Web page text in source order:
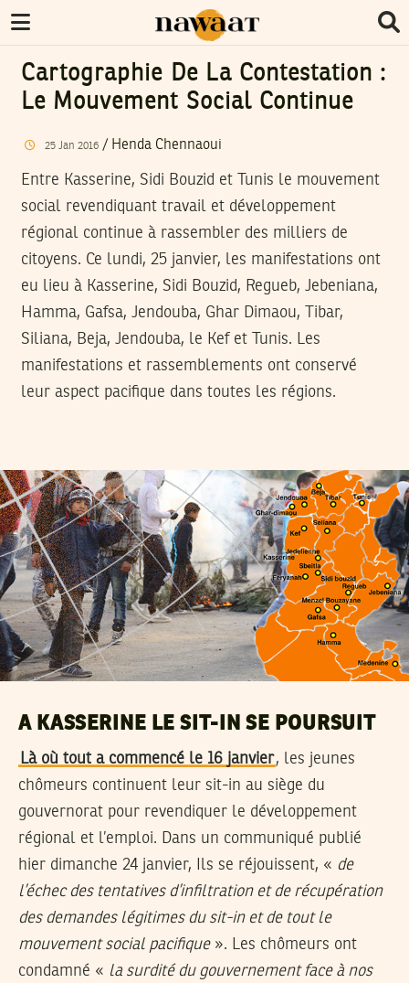
Cartographie De La Contestation :
Le Mouvement Social Continue
25 Jan 2016/ Henda Chennaoui
Entre Kasserine, Sidi Bouzid et Tunis le mouvement
social revendiquant travail et développement
régional continue à rassembler des milliers de
citoyens. Ce lundi, 25 janvier, les manifestations ont
eu lieu à Kasserine, Sidi Bouzid, Regueb, Jebeniana,
Hamma, Gafsa, Jendouba, Ghar Dimaou, Tibar,
Siliana, Beja, Jendouba, le Kef et Tunis. Les
manifestations et rassemblements ont conservé
leur aspect pacifique dans toutes les régions.
A KASSERINE LE SIT-IN SE POURSUIT
Là où tout a commencé le 16 janvier, les jeunes
chômeurs continuent leur sit-in au siège du
gouvernorat pour revendiquer le développement
régional et l’emploi. Dans un communiqué publié
hier dimanche 24 janvier, Ils se réjouissent, « de
l’échec des tentatives d’infiltration et de récupération
des demandes légitimes du sit-in et de tout le
mouvement social pacifique». Les chômeurs ont
condamné « la surdité du gouvernement face à nos